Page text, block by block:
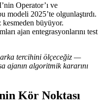
Operator’ı ve
modeli 2025’te olgunlaştırdı.
kesmeden büyüyor.
ajan entegrasyonlarını test
tercihini ölçeceğiz —
ajanın algoritmik kararını
Kör Noktası